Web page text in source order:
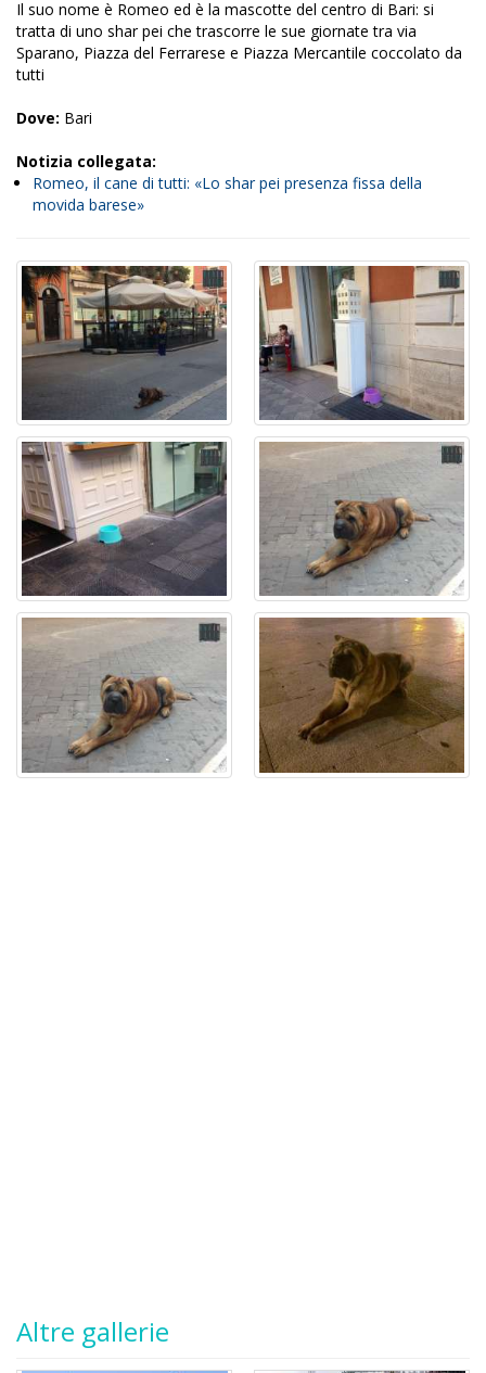
Il suo nome è Romeo ed è la mascotte del centro di Bari: si
tratta di uno shar pei che trascorre le sue giornate tra via
Sparano, Piazza del Ferrarese e Piazza Mercantile coccolato da
tutti
Dove: Bari
Notizia collegata:
Romeo, il cane di tutti: «Lo shar pei presenza fissa della
movida barese»
Altre gallerie